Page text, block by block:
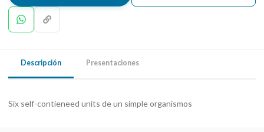
Descripción Presentaciones
Six self-contieneed units de un simple organismos